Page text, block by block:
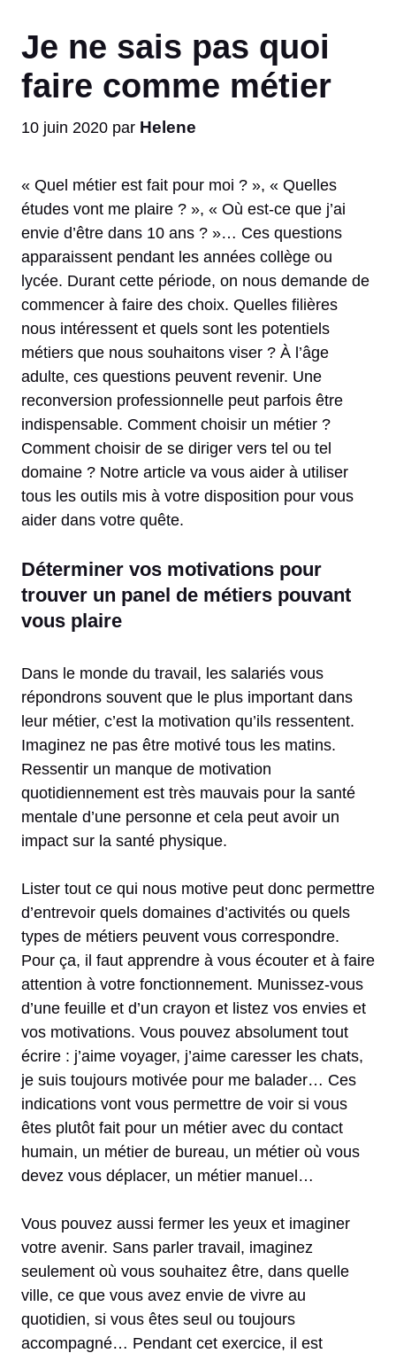
Je ne sais pas quoi
faire comme métier
10 juin 2020 par Helene
« Quel métier est fait pour moi ? », « Quelles
études vont me plaire ? », « Où est-ce que j’ai
envie d’être dans 10 ans ? »… Ces questions
apparaissent pendant les années collège ou
lycée. Durant cette période, on nous demande de
commencer à faire des choix. Quelles filières
nous intéressent et quels sont les potentiels
métiers que nous souhaitons viser ? À l’âge
adulte, ces questions peuvent revenir. Une
reconversion professionnelle peut parfois être
indispensable. Comment choisir un métier ?
Comment choisir de se diriger vers tel ou tel
domaine ? Notre article va vous aider à utiliser
tous les outils mis à votre disposition pour vous
aider dans votre quête.
Déterminer vos motivations pour
trouver un panel de métiers pouvant
vous plaire
Dans le monde du travail, les salariés vous
répondrons souvent que le plus important dans
leur métier, c’est la motivation qu’ils ressentent.
Imaginez ne pas être motivé tous les matins.
Ressentir un manque de motivation
quotidiennement est très mauvais pour la santé
mentale d’une personne et cela peut avoir un
impact sur la santé physique.
Lister tout ce qui nous motive peut donc permettre
d’entrevoir quels domaines d’activités ou quels
types de métiers peuvent vous correspondre.
Pour ça, il faut apprendre à vous écouter et à faire
attention à votre fonctionnement. Munissez-vous
d’une feuille et d’un crayon et listez vos envies et
vos motivations. Vous pouvez absolument tout
écrire : j’aime voyager, j’aime caresser les chats,
je suis toujours motivée pour me balader… Ces
indications vont vous permettre de voir si vous
êtes plutôt fait pour un métier avec du contact
humain, un métier de bureau, un métier où vous
devez vous déplacer, un métier manuel…
Vous pouvez aussi fermer les yeux et imaginer
votre avenir. Sans parler travail, imaginez
seulement où vous souhaitez être, dans quelle
ville, ce que vous avez envie de vivre au
quotidien, si vous êtes seul ou toujours
accompagné… Pendant cet exercice, il est